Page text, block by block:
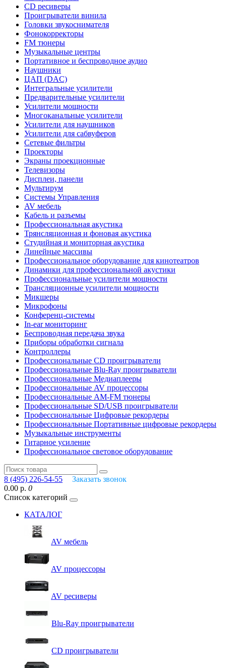
CD ресиверы
Проигрыватели винила
Головки звукоснимателя
Фонокорректоры
FM тюнеры
Музыкальные центры
Портативное и беспроводное аудио
Наушники
ЦАП (DAC)
Интегральные усилители
Предварительные усилители
Усилители мощности
Многоканальные усилители
Усилители для наушников
Усилители для сабвуферов
Сетевые фильтры
Проекторы
Экраны проекционные
Телевизоры
Дисплеи, панели
Мультирум
Системы Управления
AV мебель
Кабель и разъемы
Профессиональная акустика
Трянсляционная и фоновая акустика
Студийная и мониторная акустика
Линейные массивы
Профессиональное оборудование для кинотеатров
Динамики для профессиональной акустики
Профессиональные усилители мощности
Трансляционные усилители мощности
Микшеры
Микрофоны
Конференц-системы
In-ear мониторинг
Беспроводная передача звука
Приборы обработки сигнала
Контроллеры
Профессиональные СD проигрыватели
Профессиональные Blu-Ray проигрыватели
Профессиональные Медиаплееры
Профессиональные AV процессоры
Профессиональные AM-FM тюнеры
Профессиональные SD/USB проигрыватели
Профессиональные Цифровые рекордеры
Профессиональные Портативные цифровые рекордеры
Музыкальные инструменты
Гитарное усиление
Профессиональное световое оборудование
8 (495) 226-54-55
Заказать звонок
0.00 р. 0
Список категорий
КАТАЛОГ
AV мебель
AV процессоры
AV ресиверы
Blu-Ray проигрыватели
CD проигрыватели